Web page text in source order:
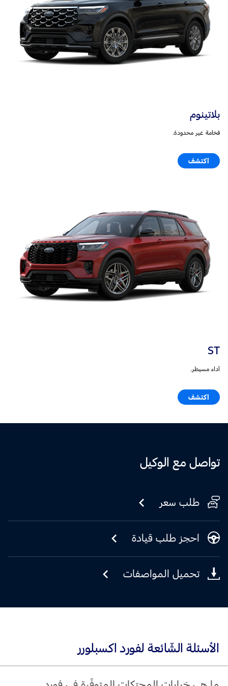
بلاتينوم
فخامة غير محدودة.
اكتشف
ST
أداء مسيطر.
اكتشف
تواصل مع الوكيل
طلب سعر
احجز طلب قيادة
تحميل المواصفات
الأسئلة الشّائعة لفورد اكسبلورر